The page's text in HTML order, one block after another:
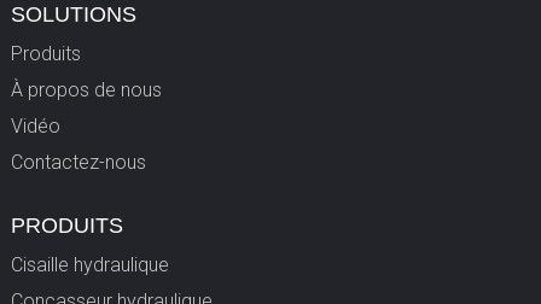
SOLUTIONS
Produits
À propos de nous
Vidéo
Contactez-nous
PRODUITS
Cisaille hydraulique